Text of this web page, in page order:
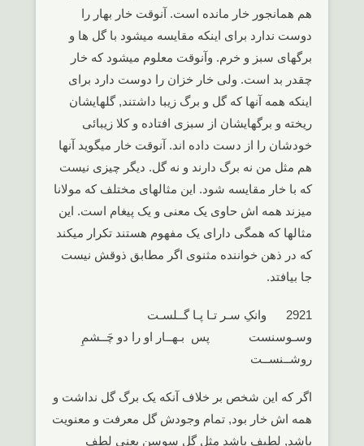
هم همانجور خار مانده است. آنوقت خار بهار را
دوست ندارد برای اینکه مقایسه میشود با گل ها و
برگهای سبز و خرم. وآنوقت معلوم میشود که خار
چقدر بد است. ولی خار خزان را دوست دارد برای
اینکه همه آنها که گل و برگ زیبا داشتند, گلهایشان
ریخته و برگهایشان از سبزی افتاده و کلا زیبائی
خودشان را از دست داده اند. آنوقت خار میگوید آنها
هم مثل من نه برگ دارند و نه گل. دیگر چیزی نیست
که با خار مقایسه شود. این مثالهای مختلف که مولانا
میزند همه اش حاوی یک معنی و یک پیغام است. این
مثالها که همگی دارای یک مفهوم هستند تکرار میکند
که در ذهن خواننده مثنوی اگر مطابق ذوقش نیست
جا بیافتد.
2921 وانکِ سـر تـا پـا گــلسـت
وسـوسنست پس بـهــار او را دو چَــشمِ
روشــنســت
اگر که این شخص بر خلاف آنکه یک برگ گل نداشت و
همه اش خار بود, تمام وجودش گل معرفت و معنویت
باشد, لطیف باشد مثل گلِ سوسن یعنی لطف